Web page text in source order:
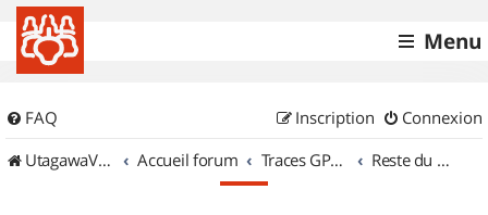
Menu
FAQ Connexion
Inscription
UtagawaVTT (Randos VTT et VTTAE avec traces GPS)
Accueil forum Traces GPS de randos VTT Reste du monde